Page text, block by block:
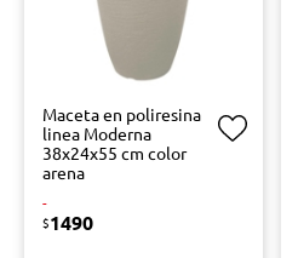
Maceta en poliresina
linea Moderna
38x24x55 cm color
arena
-
$1490